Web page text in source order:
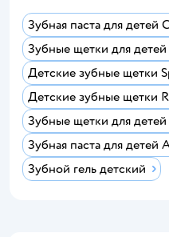
Зубная паста для детей
Зубные щетки для детей
Детские зубные щетки
Детские зубные щетки
Зубные щетки для детей
Зубная паста для детей
Зубной гель детский